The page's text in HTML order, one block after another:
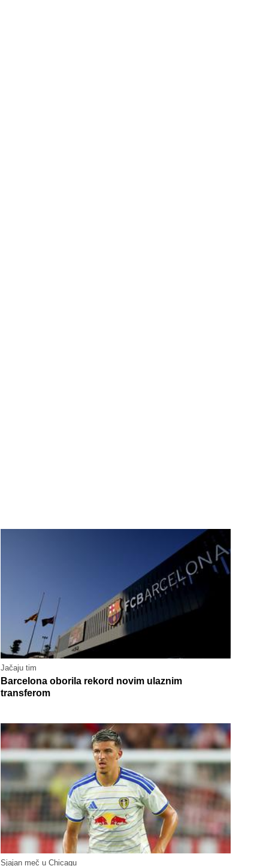
Jačaju tim
Barcelona oborila rekord novim ulaznim
transferom
Sjajan meč u Chicagu